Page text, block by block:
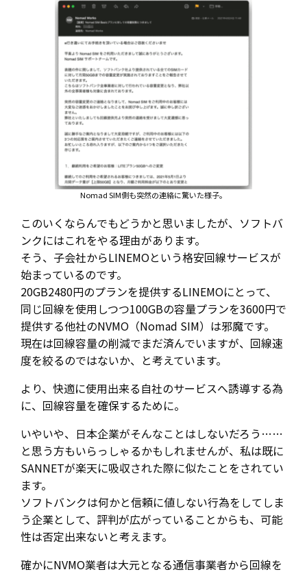
Nomad SIM側も突然の連絡に驚いた様子。
このいくならんでもどうかと思いましたが、ソフトバ
ンクにはこれをやる理由があります。
そう、子会社からLINEMOという格安回線サービスが
始まっているのです。
20GB2480円のプランを提供するLINEMOにとって、
同じ回線を使用しつつ100GBの容量プランを3600円で
提供する他社のNVMO（Nomad SIM）は邪魔です。
現在は回線容量の削減でまだ済んでいますが、回線速
度を絞るのではないか、と考えています。
より、快適に使用出来る自社のサービスへ誘導する為
に、回線容量を確保するために。
いやいや、日本企業がそんなことはしないだろう……
と思う方もいらっしゃるかもしれませんが、私は既に
SANNETが楽天に吸収された際に似たことをされてい
ます。
ソフトバンクは何かと信頼に値しない行為をしてしま
う企業として、評判が広がっていることからも、可能
性は否定出来ないと考えます。
確かにNVMO業者は大元となる通信事業者から回線を